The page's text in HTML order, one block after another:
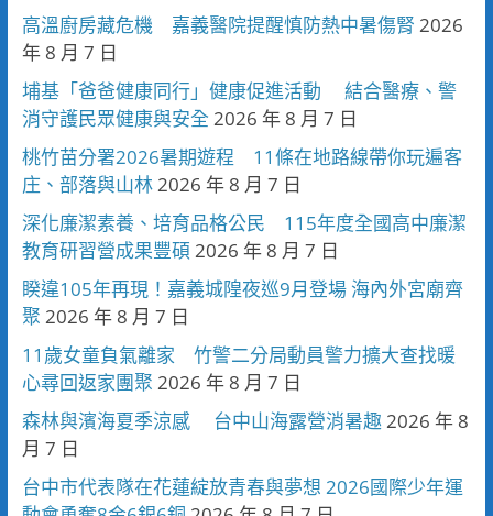
高溫廚房藏危機 嘉義醫院提醒慎防熱中暑傷腎 2026
年 8 月 7 日
埔基「爸爸健康同行」健康促進活動 結合醫療、警
消守護民眾健康與安全 2026 年 8 月 7 日
桃竹苗分署2026暑期遊程 11條在地路線帶你玩遍客
庄、部落與山林2026 年 8 月 7 日
深化廉潔素養、培育品格公民 115年度全國高中廉潔
教育研習營成果豐碩 2026 年 8 月 7 日
睽違105年再現！嘉義城隍夜巡9月登場 海內外宮廟齊
聚 2026 年 8 月 7 日
11歲女童負氣離家 竹警二分局動員警力擴大查找暖
心尋回返家團聚 2026 年 8 月 7 日
森林與濱海夏季涼感 台中山海露營消暑趣2026 年 8
月 7 日
台中市代表隊在花蓮綻放青春與夢想 2026國際少年運